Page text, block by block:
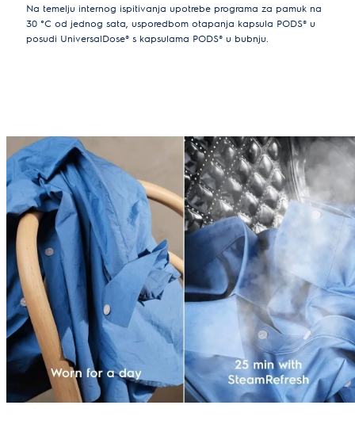
Na temelju internog ispitivanja upotrebe programa za pamuk na
30 °C od jednog sata, usporedbom otapanja kapsula PODS® u
posudi UniversalDose® s kapsulama PODS® u bubnju.